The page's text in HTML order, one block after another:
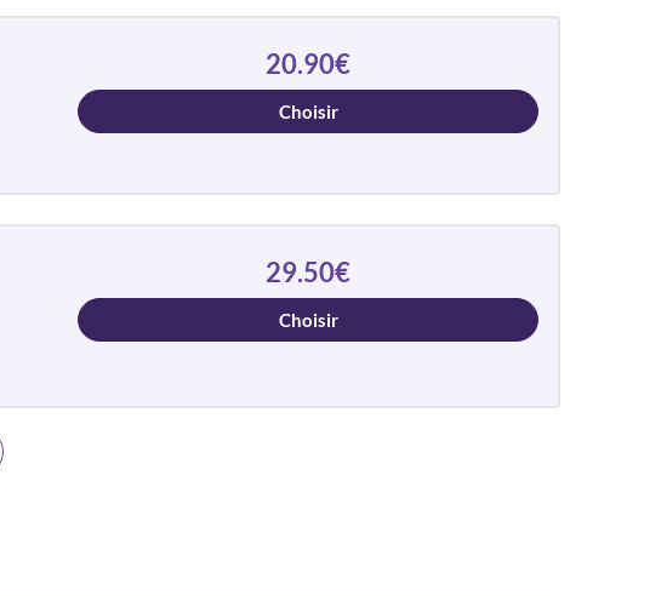
20.90€
Choisir
29.50€
Choisir